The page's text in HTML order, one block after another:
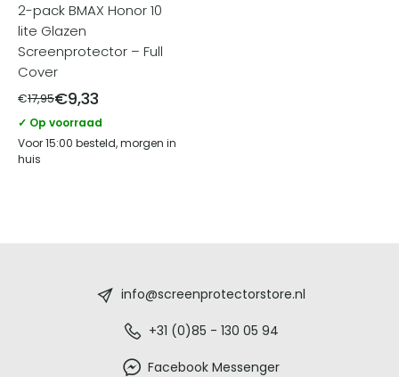
2-pack BMAX Honor 10
lite Glazen
Screenprotector – Full
Cover
€17,95€9,33
✓ Op voorraad
Voor 15:00 besteld, morgen in
huis
info@screenprotectorstore.nl
+31 (0)85 - 130 05 94
Facebook Messenger